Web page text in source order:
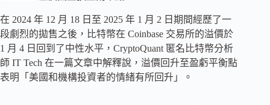
在 2024 年 12 月 18 日至 2025 年 1 月 2 日期間經歷了一
段劇烈的拋售之後，比特幣在 Coinbase 交易所的溢價於
1 月 4 日回到了中性水平，CryptoQuant 匿名比特幣分析
師 IT Tech 在一篇文章中解釋說，溢價回升至盈虧平衡點
表明「美國和機構投資者的情緒有所回升」。